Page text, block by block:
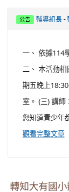
公告 輔導組長 -
一、 依據114
二、 本活動相
期五晚上
室。 (三) 講師
您知道青少年
觀看完整文章
轉知大有國